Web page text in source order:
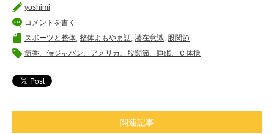
yoshimi
コメントを書く
スポーツと整体 整体よもやま話 潜在意識 股関節
筒香、侍ジャパン、アメリカ、股関節、睡眠、Ｃ体操
関連記事